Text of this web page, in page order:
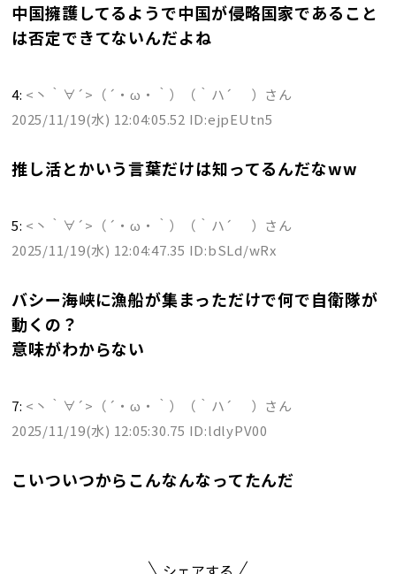
中国擁護してるようで中国が侵略国家であること
は否定できてないんだよね
4: <丶｀∀´>（´・ω・｀）（｀ハ´ ）さん
2025/11/19(水) 12:04:05.52 ID:ejpEUtn5
推し活とかいう言葉だけは知ってるんだなww
5: <丶｀∀´>（´・ω・｀）（｀ハ´ ）さん
2025/11/19(水) 12:04:47.35 ID:bSLd/wRx
バシー海峡に漁船が集まっただけで何で自衛隊が
動くの？
意味がわからない
7: <丶｀∀´>（´・ω・｀）（｀ハ´ ）さん
2025/11/19(水) 12:05:30.75 ID:ldlyPV00
こいついつからこんなんなってたんだ